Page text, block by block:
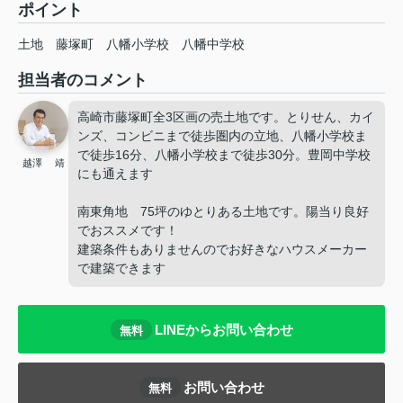
ポイント
土地 藤塚町 八幡小学校 八幡中学校
担当者のコメント
越澤 靖
高崎市藤塚町全3区画の売土地です。とりせん、カイ
ンズ、コンビニまで徒歩圏内の立地、八幡小学校ま
で徒歩16分、八幡小学校まで徒歩30分。豊岡中学校
にも通えます
南東角地 75坪のゆとりある土地です。陽当り良好
でおススメです！
建築条件もありませんのでお好きなハウスメーカー
で建築できます
無料 LINEからお問い合わせ
無料 お問い合わせ